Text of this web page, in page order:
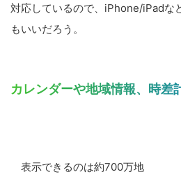
対応しているので、iPhone/iPadな
もいいだろう。
カレンダーや地域情報、時差
表示できるのは約700万地